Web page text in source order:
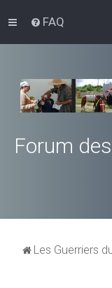
FAQ
Forum
Les Guerriers